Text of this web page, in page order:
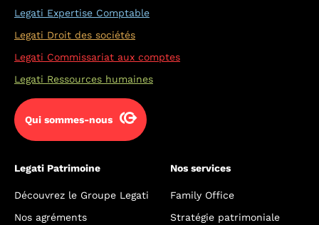
Legati Expertise Comptable
Legati Droit des sociétés
Legati Commissariat aux comptes
Legati Ressources humaines
Qui sommes-nous
Legati Patrimoine
Découvrez le Groupe Legati
Nos agréments
Nos services
Family Office
Stratégie patrimoniale